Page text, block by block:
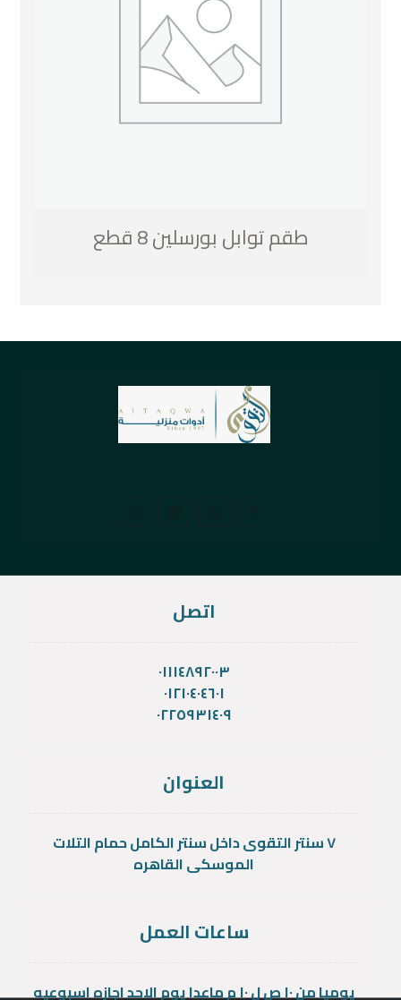
طقم توابل بورسلين 8 قطع
اتصل
٠١١١٤٨٩٢٠٠٣
٠١٢١٠٤٠٤٦٠١
٠٢٢٥٩٣١٤٠٩
العنوان
٧ سنتر التقوى داخل سنتر الكامل حمام التلات
الموسكى القاهره
ساعات العمل
يوميا من ١٠ ص ل ١٠ م ماعدا يوم الاحد اجازه اسبوعيه